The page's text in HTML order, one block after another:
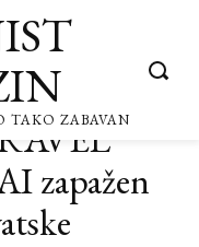
ZABAVAN
zapažen